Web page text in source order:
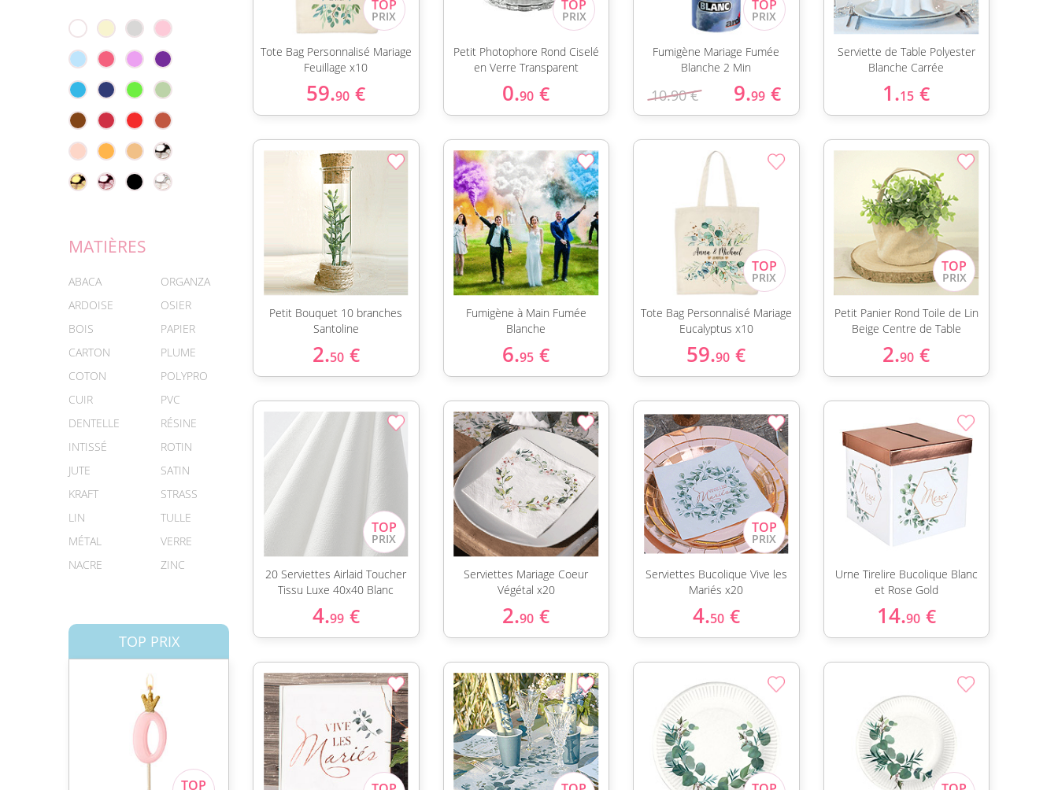
MATIÈRES
ABACA
ARDOISE
BOIS
CARTON
COTON
CUIR
DENTELLE
INTISSÉ
JUTE
KRAFT
LIN
MÉTAL
NACRE
ORGANZA
OSIER
PAPIER
PLUME
POLYPRO
PVC
RÉSINE
ROTIN
SATIN
STRASS
TULLE
VERRE
ZINC
TOP PRIX
Tote Bag Personnalisé Mariage
Feuillage x10
59.90 €
Petit Photophore Rond Ciselé
en Verre Transparent
0.90 €
Fumigène Mariage Fumée
Blanche 2 Min
10.90 € 9.99 €
Serviette de Table Polyester
Blanche Carrée
1.15 €
Petit Bouquet 10 branches
Santoline
2.50 €
Fumigène à Main Fumée
Blanche
6.95 €
Tote Bag Personnalisé Mariage
Eucalyptus x10
59.90 €
Petit Panier Rond Toile de Lin
Beige Centre de Table
2.90 €
20 Serviettes Airlaid Toucher
Tissu Luxe 40x40 Blanc
4.99 €
Serviettes Mariage Coeur
Végétal x20
2.90 €
Serviettes Bucolique Vive les
Mariés x20
4.50 €
Urne Tirelire Bucolique Blanc
et Rose Gold
14.90 €